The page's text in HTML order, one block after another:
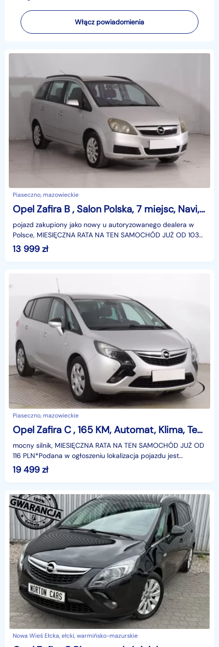
Włącz powiadomienia
Piaseczno, mazowieckie
Opel Zafira B , Salon Polska, 7 miejsc, Navi, Klimatronic, Tempomat,ALU
pojazd zakupiony jako nowy u autoryzowanego dealera w
Polsce, MIESIĘCZNA RATA NA TEN SAMOCHÓD JUŻ OD 103
PLN*Podana w ogłoszeniu lokalizacja pojazdu jest aktua
13 999 zł
Piaseczno, mazowieckie
Opel Zafira C , 165 KM, Automat, Klima, Tempomat, Parktronic,
mocny silnik, MIESIĘCZNA RATA NA TEN SAMOCHÓD JUŻ OD
116 PLN*Podana w ogłoszeniu lokalizacja pojazdu jest
aktualna na dzień wystawienia ogłoszenia. Przed przyj
19 499 zł
Nowa Wieś Ełcka, ełcki, warmińsko-mazurskie